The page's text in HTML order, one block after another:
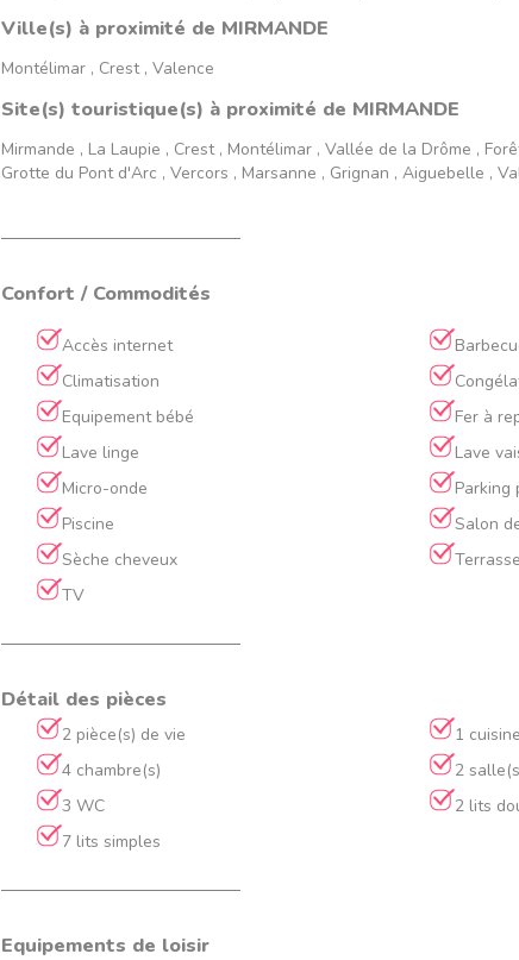
Ville(s) à proximité de MIRMANDE
Montélimar , Crest , Valence
Site(s) touristique(s) à proximité de MIRMANDE
Mirmande , La Laupie , Crest , Montélimar , Vallée de la Drôme ,
Grotte du Pont d'Arc , Vercors , Marsanne , Grignan , Aiguebelle ,
Confort / Commodités
Accès internet
Climatisation
Equipement bébé
Fer à
Lave linge
Lave
Micro-onde
Parking
Piscine
Salon
Sèche cheveux
Terrasse
TV
Détail des pièces
2 pièce(s) de vie
1
4 chambre(s)
2
3 WC
2 lits
7 lits simples
Equipements de loisir